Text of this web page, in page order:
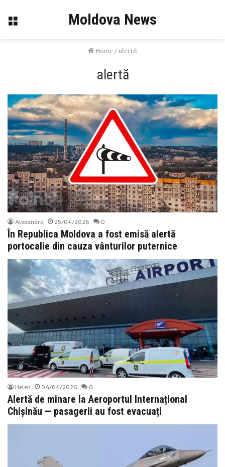
Menu Moldova News
Home /alertă
alertă
Alexandra 25/04/2026 0
În Republica Moldova a fost emisă alertă
portocalie din cauza vânturilor puternice
Helen 04/04/2026 0
Alertă de minare la Aeroportul Internațional
Chișinău — pasagerii au fost evacuați